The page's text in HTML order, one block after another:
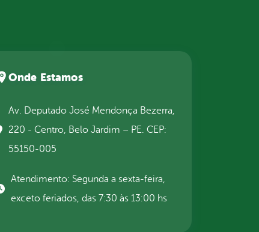
Onde Estamos
Av. Deputado José Mendonça Bezerra,
220 - Centro, Belo Jardim – PE. CEP:
55150-005
Atendimento: Segunda a sexta-feira,
exceto feriados, das 7:30 às 13:00 hs